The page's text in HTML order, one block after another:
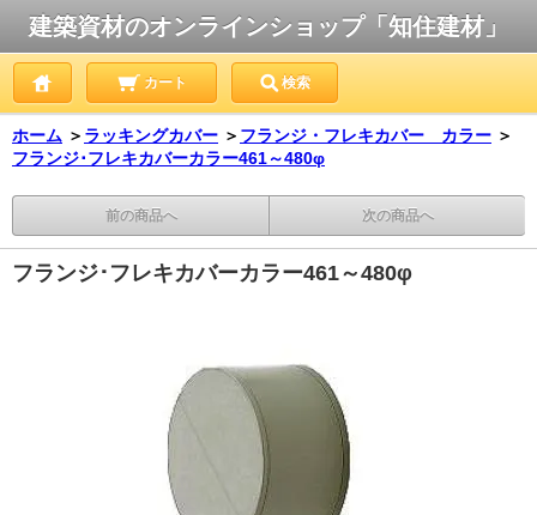
建築資材のオンラインショップ「知住建材」
カート 検索
ホーム ＞ ラッキングカバー ＞ フランジ・フレキカバー カラー ＞
フランジ･フレキカバーカラー461～480φ
前の商品へ 次の商品へ
フランジ･フレキカバーカラー461～480φ